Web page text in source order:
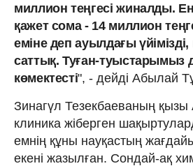
миллион теңгесі жиналды.
қажет сома - 14 миллион
еміне деп ауылдағы үйімізді,
саттық. Туған-туыстарымыз
көмектесті", - дейді Абылай
Зинагүл Тезекбаеваның қызы
клиника жіберген
емнің құны науқастың
екені жазылған. Сондай-ақ